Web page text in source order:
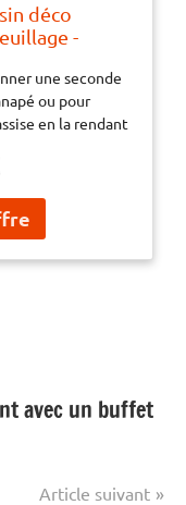
déco
-
seconde vie
ou pour
assise en la
de coussins
à re
une seconde
ou pour
en la rendant
feuillage
coussins unis
sur notre
avec un buffet
Article suivant